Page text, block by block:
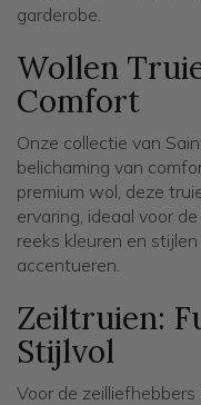
garderobe.
Wollen
Comfort
Onze collectie van
belichaming van
premium wol, deze
ervaring, ideaal voor
reeks kleuren en
accentueren.
Zeiltruien:
Stijlvol
Voor de